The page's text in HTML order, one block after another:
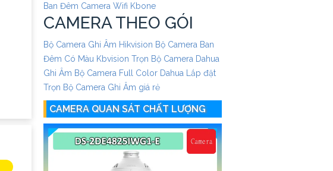
Ban Đêm Camera Wifi Kbone
CAMERA THEO GÓI
Bộ Camera Ghi Âm Hikvision Bộ Camera Ban
Đêm Có Màu Kbvision Trọn Bộ Camera Dahua
Ghi Âm Bộ Camera Full Color Dahua
Lắp đặt
Trọn Bộ Camera Ghi Âm giá rẻ
CAMERA QUAN SÁT CHẤT LƯỢNG